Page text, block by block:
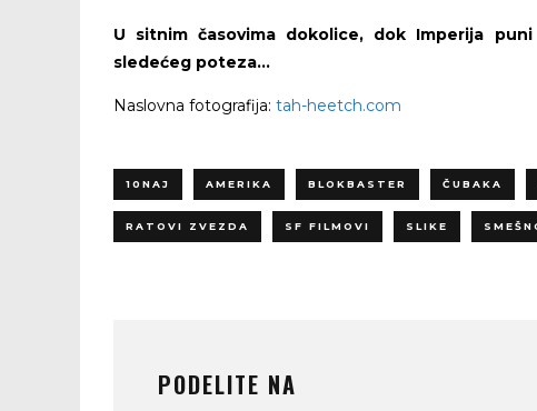
U sitnim časovima dokolice, dok Imperija
sledećeg poteza…
Naslovna fotografija: tah-heetch.com
10NAJ AMERIKA BLOKBASTER ČUBAKA
RATOVI ZVEZDA SF FILMOVI SLIKE
PODELITE NA